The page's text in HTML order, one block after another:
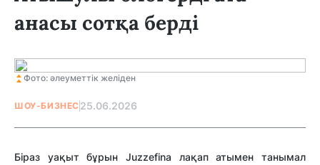
анасы сотқа берді
Фото: әлеуметтік желіден
ШОУ-БИЗНЕС 25.06.2026
Біраз уақыт бұрын Juzzefina лақап атымен танымал